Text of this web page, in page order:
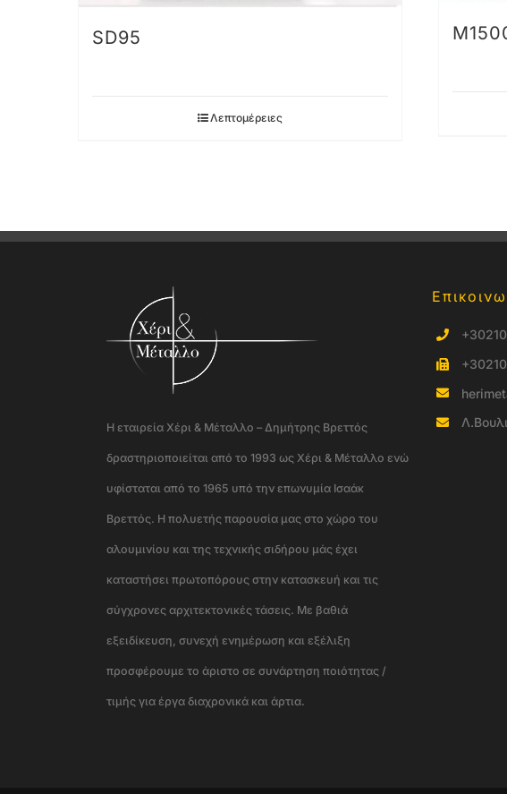
SD95
Λεπτομέρειες
Η εταιρεία Χέρι & Μέταλλο – Δημήτρης Βρεττός
δραστηριοποιείται από το 1993 ως Χέρι & Μέταλλο ενώ
υφίσταται από το 1965 υπό την επωνυμία Ισαάκ
Βρεττός. Η πολυετής παρουσία μας στο χώρο του
αλουμινίου και της τεχνικής σιδήρου μάς έχει
καταστήσει πρωτοπόρους στην κατασκευή και τις
σύγχρονες αρχιτεκτονικές τάσεις. Με βαθιά
εξειδίκευση, συνεχή ενημέρωση και εξέλιξη
προσφέρουμε το άριστο σε συνάρτηση ποιότητας /
τιμής για έργα διαχρονικά και άρτια.